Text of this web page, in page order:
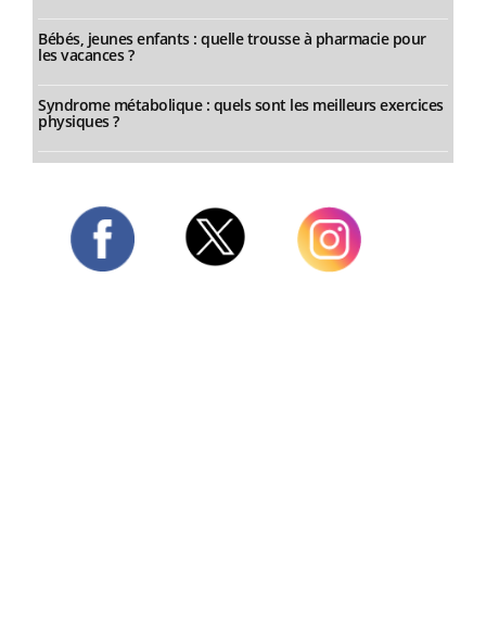
Bébés, jeunes enfants : quelle trousse à pharmacie pour
les vacances ?
Syndrome métabolique : quels sont les meilleurs exercices
physiques ?